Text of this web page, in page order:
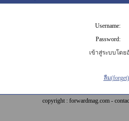
Username:
Password:
เข้าสู่ระบบโดย
ลืม
copyright : forwardmag.com -